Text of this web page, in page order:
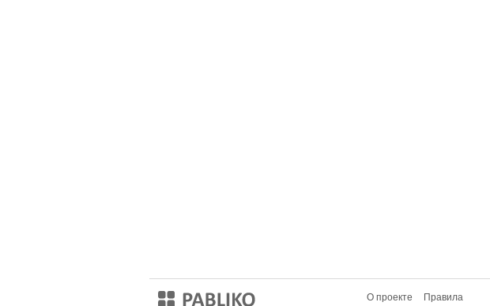
О проекте Правила